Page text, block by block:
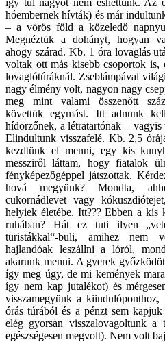
hóembernek hívták) és már
– a vörös föld a közeledő
Megnéztük a dohányt, hogyan
ahogy szárad. Kb. 1 óra lovaglás
voltak ott más kisebb csoportok is,
lovaglótúráknál. Zseblámpával
nagy élmény volt, nagyon nagy
meg mint valami összenőtt
követtük egymást. Itt adnunk
hídörzőnek, a létratartónak – vagyis
Elindultunk visszafelé. Kb. 2,5
kezdtünk el menni, egy kis
messziről láttam, hogy fiatalok
fényképezőgéppel játszottak.
hová megyünk? Mondta,
cukornádlevet vagy
helyiek életébe. Itt??? Ebben a kis
ruhában? Hát ez tuti ilyen
turistákkal“-buli, amihez nem
hajlandóak leszállni a lóról,
akarunk menni. A gyerek
így meg úgy, de mi kemények
így nem kap jutalékot) és
visszamegyünk a
órás túrából és a pénzt sem
elég gyorsan visszalovagoltunk a
egészségesen megvolt). Nem volt